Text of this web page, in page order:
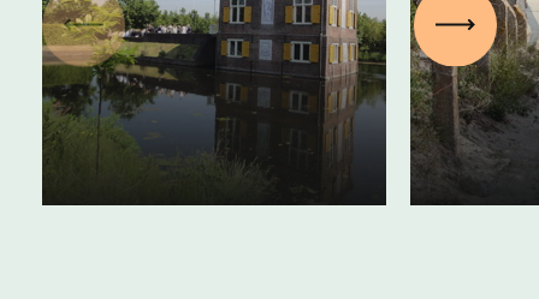
Landgoedwandelen:
Leidschendam-
Voorburg
Het hele jaar - gratis
Punt
Het hele
Vorige